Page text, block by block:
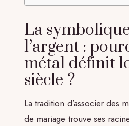
La
l’argent :
métal définit
siècle ?
La tradition d’associer des
de mariage trouve ses